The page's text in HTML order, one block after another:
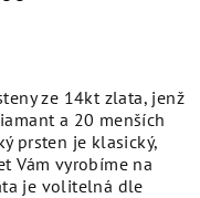
ze 14kt zlata, jenž
a 20 menších
prsten je klasický,
Vám vyrobíme na
je volitelná dle